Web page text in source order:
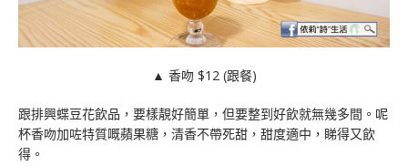
▲ 香吻 $12 (跟餐)
跟排興蝶豆花飲品，要樣靚好簡單，但要整到好飲就無幾多間。呢
杯香吻加咗特質嘅蘋果糖，清香不帶死甜，甜度適中，睇得又飲
得。